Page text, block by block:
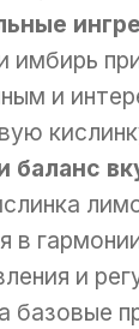
имбирь
и
баланс
в
и
базовые